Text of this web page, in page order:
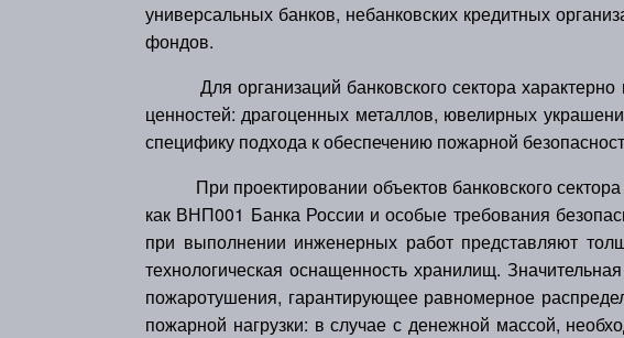
универсальных банков, небанковских кредитных
фондов.
Для организаций банковского сектора
ценностей: драгоценных металлов, ювелирных
специфику подхода к обеспечению пожарной
При проектировании объектов банковского
как ВНП001 Банка России и особые требования
при выполнении инженерных работ представляют
технологическая оснащенность хранилищ.
пожаротушения, гарантирующее равномерное
пожарной нагрузки: в случае с денежной массой,